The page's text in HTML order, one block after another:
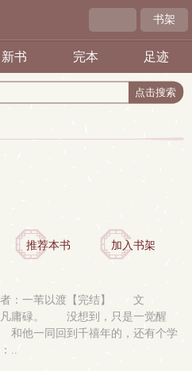
书架
新书 完本 足迹
推荐本书 加入书架
：一苇以渡【完结】 文
庸碌。 没想到，只是一觉醒
他一同回到千禧年的，还有个学
..